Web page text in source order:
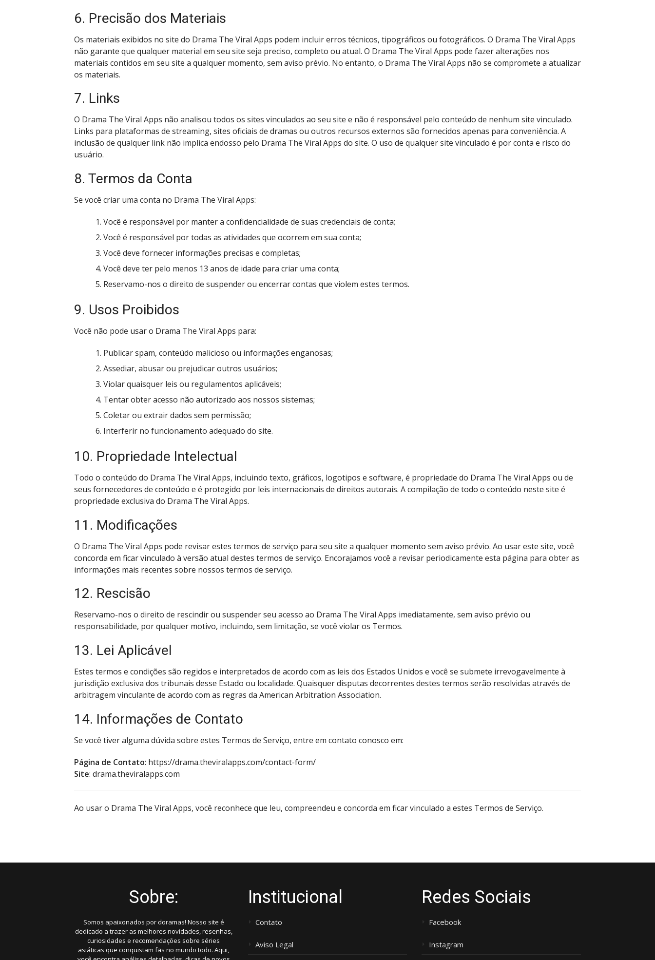
6. Precisão dos Materiais
Os materiais exibidos no site do Drama The Viral Apps podem incluir erros técnicos, tipográficos ou fotográficos. O Drama The Viral Apps
não garante que qualquer material em seu site seja preciso, completo ou atual. O Drama The Viral Apps pode fazer alterações nos
materiais contidos em seu site a qualquer momento, sem aviso prévio. No entanto, o Drama The Viral Apps não se compromete a atualizar
os materiais.
7. Links
O Drama The Viral Apps não analisou todos os sites vinculados ao seu site e não é responsável pelo conteúdo de nenhum site vinculado.
Links para plataformas de streaming, sites oficiais de dramas ou outros recursos externos são fornecidos apenas para conveniência. A
inclusão de qualquer link não implica endosso pelo Drama The Viral Apps do site. O uso de qualquer site vinculado é por conta e risco do
usuário.
8. Termos da Conta
Se você criar uma conta no Drama The Viral Apps:
Você é responsável por manter a confidencialidade de suas credenciais de conta;
Você é responsável por todas as atividades que ocorrem em sua conta;
Você deve fornecer informações precisas e completas;
Você deve ter pelo menos 13 anos de idade para criar uma conta;
Reservamo-nos o direito de suspender ou encerrar contas que violem estes termos.
9. Usos Proibidos
Você não pode usar o Drama The Viral Apps para:
Publicar spam, conteúdo malicioso ou informações enganosas;
Assediar, abusar ou prejudicar outros usuários;
Violar quaisquer leis ou regulamentos aplicáveis;
Tentar obter acesso não autorizado aos nossos sistemas;
Coletar ou extrair dados sem permissão;
Interferir no funcionamento adequado do site.
10. Propriedade Intelectual
Todo o conteúdo do Drama The Viral Apps, incluindo texto, gráficos, logotipos e software, é propriedade do Drama The Viral Apps ou de
seus fornecedores de conteúdo e é protegido por leis internacionais de direitos autorais. A compilação de todo o conteúdo neste site é
propriedade exclusiva do Drama The Viral Apps.
11. Modificações
O Drama The Viral Apps pode revisar estes termos de serviço para seu site a qualquer momento sem aviso prévio. Ao usar este site, você
concorda em ficar vinculado à versão atual destes termos de serviço. Encorajamos você a revisar periodicamente esta página para obter as
informações mais recentes sobre nossos termos de serviço.
12. Rescisão
Reservamo-nos o direito de rescindir ou suspender seu acesso ao Drama The Viral Apps imediatamente, sem aviso prévio ou
responsabilidade, por qualquer motivo, incluindo, sem limitação, se você violar os Termos.
13. Lei Aplicável
Estes termos e condições são regidos e interpretados de acordo com as leis dos Estados Unidos e você se submete irrevogavelmente à
jurisdição exclusiva dos tribunais desse Estado ou localidade. Quaisquer disputas decorrentes destes termos serão resolvidas através de
arbitragem vinculante de acordo com as regras da American Arbitration Association.
14. Informações de Contato
Se você tiver alguma dúvida sobre estes Termos de Serviço, entre em contato conosco em:
Página de Contato: https://drama.theviralapps.com/contact-form/
Site: drama.theviralapps.com
Ao usar o Drama The Viral Apps, você reconhece que leu, compreendeu e concorda em ficar vinculado a estes Termos de Serviço.
Sobre:
Somos apaixonados por doramas! Nosso site é
dedicado a trazer as melhores novidades, resenhas,
curiosidades e recomendações sobre séries
asiáticas que conquistam fãs no mundo todo. Aqui,
Institucional
Contato
Aviso Legal
Redes Sociais
Facebook
Instagram